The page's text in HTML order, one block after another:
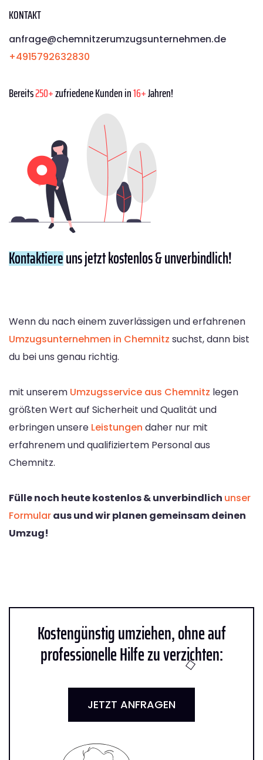
KONTAKT
anfrage@chemnitzerumzugsunternehmen.de
+4915792632830
Bereits250+zufriedene Kunden in16+Jahren!
Kontaktiereuns jetzt kostenlos & unverbindlich!
Wenn du nach einem zuverlässigen und erfahrenen
Umzugsunternehmen in Chemnitz suchst, dann bist
du bei uns genau richtig.
mit unserem Umzugsservice aus Chemnitz legen
größten Wert auf Sicherheit und Qualität und
erbringen unsere Leistungen daher nur mit
erfahrenem und qualifiziertem Personal aus
Chemnitz.
Fülle noch heute kostenlos & unverbindlich unser
Formularaus und wir planen gemeinsam deinen
Umzug!
Kostengünstig umziehen, ohne auf
professionelle Hilfe zu verzichten:
JETZT ANFRAGEN